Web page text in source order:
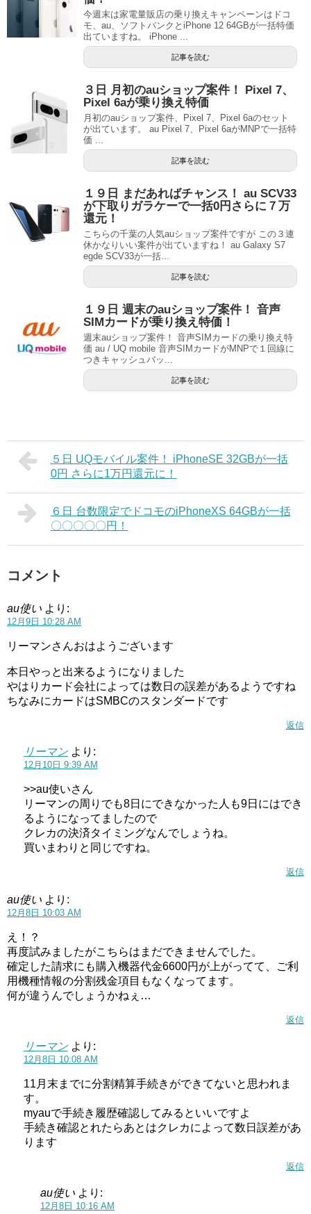
今週末は家電量販店の乗り換えキャンペーンはドコ
モ、au、ソフトバンクとiPhone 12 64GBが一括特価
出ていますね。 iPhone ...
記事を読む
３日 月初のauショップ案件！ Pixel 7、
Pixel 6aが乗り換え特価
月初のauショップ案件、Pixel 7、Pixel 6aのセット
が出ています。 au Pixel 7、Pixel 6aがMNPで一括特
価 ...
記事を読む
１９日 まだあればチャンス！ au SCV33
が下取りガラケーで一括0円さらに７万
還元！
こちらの千葉の人気auショップ案件ですが この３連
休かなりいい案件が出ていますね！ au Galaxy S7
egde SCV33が一括...
記事を読む
１９日 週末のauショップ案件！ 音声
SIMカードが乗り換え特価！
週末auショップ案件！ 音声SIMカードの乗り換え特
価 au / UQ mobile 音声SIMカードがMNPで１回線に
つきキャッシュバッ...
記事を読む
５日 UQモバイル案件！ iPhoneSE 32GBが一括
0円 さらに1万円還元に！
６日 台数限定でドコモのiPhoneXS 64GBが一括
〇〇〇〇〇円！
コメント
au使い より:
12月9日 10:28 AM
リーマンさんおはようございます
本日やっと出来るようになりました
やはりカード会社によっては数日の誤差があるようですね
ちなみにカードはSMBCのスタンダードです
返信
リーマン より:
12月10日 9:39 AM
>>au使いさん
リーマンの周りでも8日にできなかった人も9日にはでき
るようになってましたので
クレカの決済タイミングなんでしょうね。
買いまわりと同じですね。
返信
au使い より:
12月8日 10:03 AM
え！？
再度試みましたがこちらはまだできませんでした。
確定した請求にも購入機器代金6600円が上がってて、ご利
用機種情報の分割残金項目もなくなってます。
何が違うんでしょうかねぇ…
返信
リーマン より:
12月8日 10:08 AM
11月末までに分割精算手続きができてないと思われま
す。
myauで手続き履歴確認してみるといいですよ
手続き確認とれたらあとはクレカによって数日誤差があ
ります
返信
au使い より:
12月8日 10:16 AM